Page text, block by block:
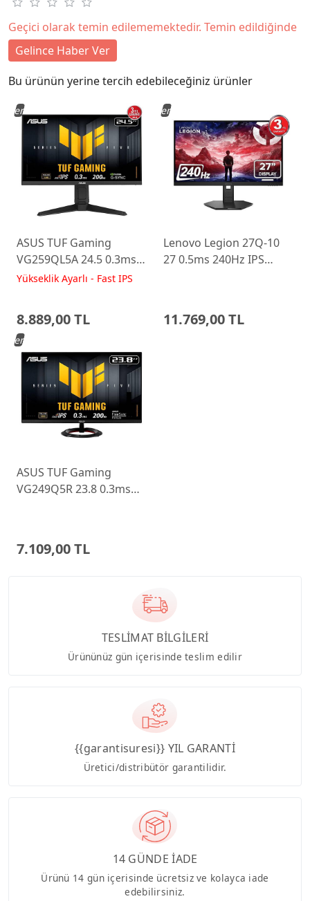
Geçici olarak temin edilememektedir. Temin edildiğinde
Gelince Haber Ver
Bu ürünün yerine tercih edebileceğiniz ürünler
ASUS TUF Gaming
VG259QL5A 24.5 0.3ms
200Hz Fast IPS Yükseklik
Yükseklik Ayarlı - Fast IPS
8.889,00 TL
Yeni
Lenovo Legion 27Q-10
27 0.5ms 240Hz IPS
11.769,00 TL
Yeni
ASUS TUF Gaming
VG249Q5R 23.8 0.3ms
7.109,00 TL
Yeni
TESLİMAT BİLGİLERİ
Ürününüz gün içerisinde teslim edilir
{{garantisuresi}} YIL GARANTİ
Üretici/distribütör garantilidir.
14 GÜNDE İADE
Ürünü 14 gün içerisinde ücretsiz ve kolayca iade
edebilirsiniz.